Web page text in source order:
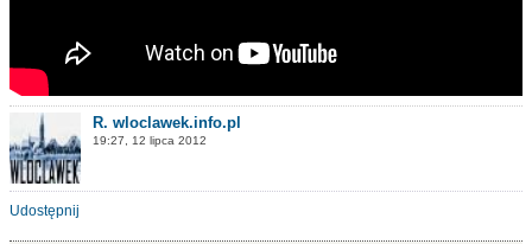
R. wloclawek.info.pl
19:27, 12 lipca 2012
Udostępnij